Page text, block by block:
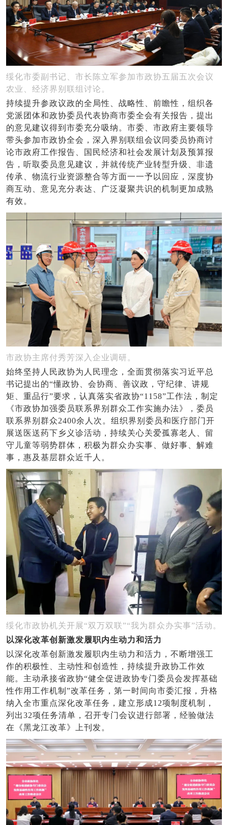
绥化市委副书记、市长陈立军参加市政协五届五次会议
农业、经济界别联组讨论。
持续提升参政议政的全局性、战略性、前瞻性，组织各
党派团体和政协委员代表协商市委全会有关报告，提出
的意见建议得到市委充分吸纳。市委、市政府主要领导
带头参加市政协全会，深入界别联组会议同委员协商讨
论市政府工作报告、国民经济和社会发展计划及预算报
告，听取委员意见建议，并就传统产业转型升级、非遗
传承、物流行业资源整合等方面一一予以回应，深度协
商互动、意见充分表达、广泛凝聚共识的机制更加成熟
有效。
市政协主席付秀芳深入企业调研。
始终坚持人民政协为人民理念，全面贯彻落实习近平总
书记提出的“懂政协、会协商、善议政，守纪律、讲规
矩、重品行”要求，认真落实省政协“1158”工作法，制定
《市政协加强委员联系界别群众工作实施办法》，委员
联系界别群众2400余人次。组织界别委员和医疗部门开
展送医送药下乡义诊活动，持续关心关爱孤寡老人、留
守儿童等弱势群体，积极为群众办实事、做好事、解难
事，惠及基层群众近千人。
绥化市政协机关开展“双万双联”“我为群众办实事”活动。
以深化改革创新激发履职内生动力和活力
以深化改革创新激发履职内生动力和活力，不断增强工
作的积极性、主动性和创造性，持续提升政协工作效
能。主动承接省政协“健全促进政协专门委员会发挥基础
性作用工作机制”改革任务，第一时间向市委汇报，升格
纳入全市重点深化改革任务，建立形成12项制度机制，
列出32项任务清单，召开专门会议进行部署，经验做法
在《黑龙江改革》上刊发。